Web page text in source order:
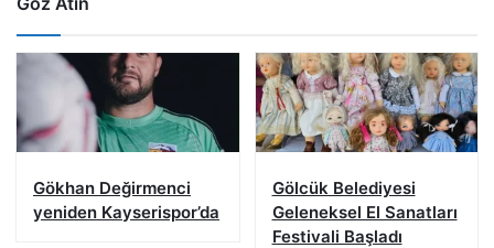
Gökhan Değirmenci
yeniden Kayserispor’da
Gölcük Belediyesi
Geleneksel El Sanatları
Festivali Başladı